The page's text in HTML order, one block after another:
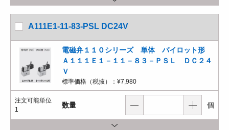
A111E1-11-83-PSL DC24V
電磁弁１１０シリーズ 単体 パイロット形
Ａ１１１Ｅ１－１１－８３－ＰＳＬ ＤＣ２４
Ｖ
標準価格（税抜）： ¥7,980
注文可能単位
1
数量 個